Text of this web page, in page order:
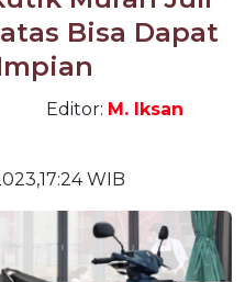
Bisa Dapat
Editor: M. Iksan
WIB